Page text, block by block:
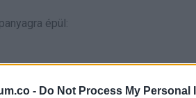
- Do Not Process My Personal
épül:
ami támogatja az